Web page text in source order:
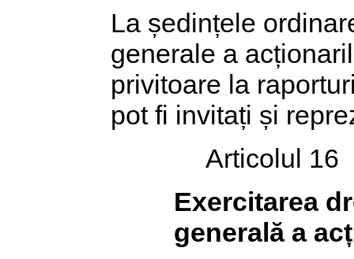
La ședințele
generale a
privitoare la
pot fi invitați și
Articolul 16
Exercitarea
generală a